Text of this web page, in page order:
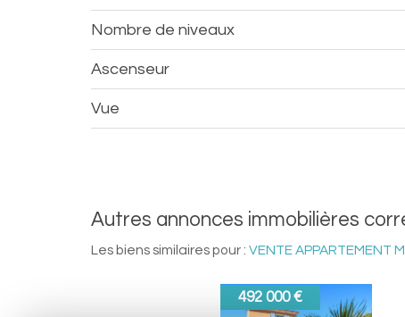
Nombre de niveaux
Ascenseur
Vue
autres annonces immobilières
Les biens similaires pour : VENTE APPARTEMENT
529 000 €